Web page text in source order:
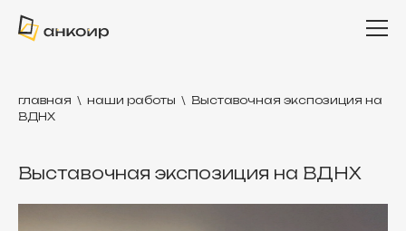
главная \ наши работы \ Выставочная экспозиция на
ВДНХ
Выставочная экспозиция на ВДНХ